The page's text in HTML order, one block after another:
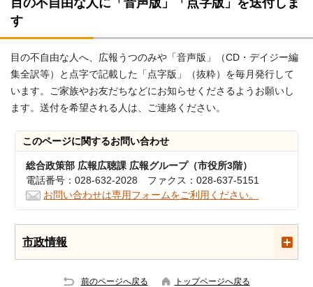
す
目の不自由な人へ、広報うつのみや「音声版」（CD・デイジー編
集全訳等）と点字で記載した「点字版」（抜粋）を毎月発行して
います。ご家族やお友だちなどにお知らせくださるようお願いし
ます。送付を希望される人は、ご連絡ください。
このページに関するお問い合わせ
総合政策部 広報広聴課 広報グループ（市役所3階）
電話番号：028-632-2028 ファクス：028-637-5151
お問い合わせは専用フォームをご利用ください。
市政情報
前のページへ戻る トップページへ戻る